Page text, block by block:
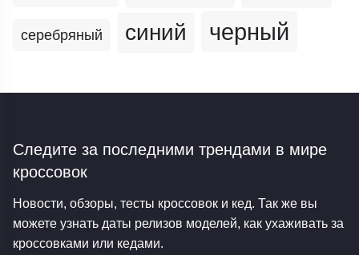
серебряный синий черный
Следите за последними трендами в мире
кроссовок
Новости, обзоры, тесты кроссовок и кед. Так же вы
можете узнать даты релизов моделей, как ухаживать за
кроссовками или кедами.